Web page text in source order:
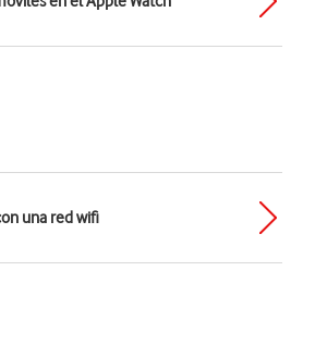
una red wifi